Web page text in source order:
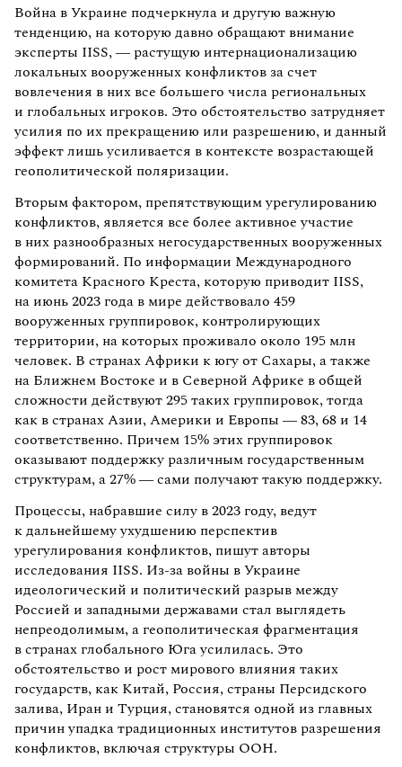
Война в Украине подчеркнула и другую важную
тенденцию, на которую давно обращают внимание
эксперты IISS, — растущую интернационализацию
локальных вооруженных конфликтов за счет
вовлечения в них все большего числа региональных
и глобальных игроков. Это обстоятельство затрудняет
усилия по их прекращению или разрешению, и данный
эффект лишь усиливается в контексте возрастающей
геополитической поляризации.
Вторым фактором, препятствующим урегулированию
конфликтов, является все более активное участие
в них разнообразных негосударственных вооруженных
формирований. По информации Международного
комитета Красного Креста, которую приводит IISS,
на июнь 2023 года в мире действовало 459
вооруженных группировок, контролирующих
территории, на которых проживало около 195 млн
человек. В странах Африки к югу от Сахары, а также
на Ближнем Востоке и в Северной Африке в общей
сложности действуют 295 таких группировок, тогда
как в странах Азии, Америки и Европы — 83, 68 и 14
соответственно. Причем 15% этих группировок
оказывают поддержку различным государственным
структурам, а 27% — сами получают такую поддержку.
Процессы, набравшие силу в 2023 году, ведут
к дальнейшему ухудшению перспектив
урегулирования конфликтов, пишут авторы
исследования IISS. Из-за войны в Украине
идеологический и политический разрыв между
Россией и западными державами стал выглядеть
непреодолимым, а геополитическая фрагментация
в странах глобального Юга усилилась. Это
обстоятельство и рост мирового влияния таких
государств, как Китай, Россия, страны Персидского
залива, Иран и Турция, становятся одной из главных
причин упадка традиционных институтов разрешения
конфликтов, включая структуры ООН.